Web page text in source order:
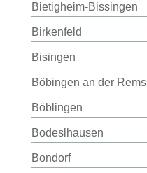
Bietigheim-Bissingen
Birkenfeld
Bisingen
Böbingen an der Rems
Böblingen
Bodeslhausen
Bondorf